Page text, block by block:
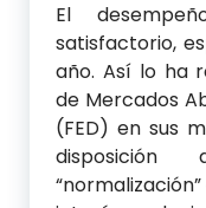
El
satisfactorio,
año. Así lo ha
de Mercados
(FED) en sus